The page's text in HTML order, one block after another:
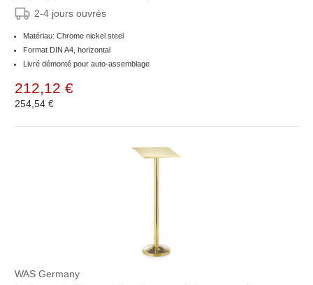
2-4 jours ouvrés
Matériau: Chrome nickel steel
Format DIN A4, horizontal
Livré démonté pour auto-assemblage
212,12 €
254,54 €
WAS Germany